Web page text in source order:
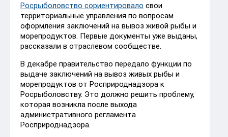
Росрыболовство сориентировало свои
территориальные управления по вопросам
оформления заключений на вывоз живой рыбы и
морепродуктов. Первые документы уже выданы,
рассказали в отраслевом сообществе.
В декабре правительство передало функции по
выдаче заключений на вывоз живых рыбы и
морепродуктов от Росприроднадзора к
Росрыболовству. Это должно решить проблему,
которая возникла после выхода
административного регламента
Росприроднадзора.